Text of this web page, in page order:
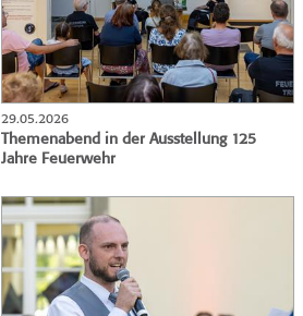
29.05.2026
Themenabend in der Ausstellung 125
Jahre Feuerwehr